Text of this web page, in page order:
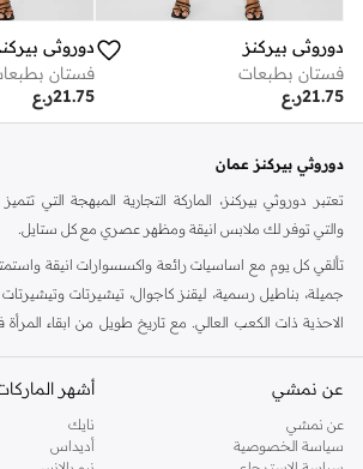
دوروثي بيركنز
فستان بطبعات
ر.ع21.75
دوروثي
فستان
ر.ع21.75
دوروثي بيركنز عمان
تعتبر دوروثي بيركنز، الماركة التجارية المبهجة التي تتميز
والتي توفر لك ملابس انيقة ومظهر عصري مع كل ستايل.
تألقي كل يوم مع اساسيات رائعة واكسسوارات انيقة
جميلة، بناطيل رسمية، ليقنز كاجوال، تيشيرتات
الاحذية ذات الكعب العالي. مع تاريخ طويل من ابقاء
كنت تقومين بتجديد خزانة ملابسك الملائمة للعمل، البحث
اليه.
عن نمشي
عن نمشي
سياسة الخصوصية
أشهر
نايك
أديداس